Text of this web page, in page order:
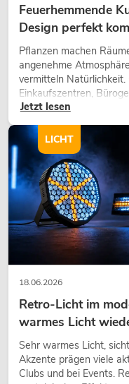
Feuerhemmende
Design perfekt
Pflanzen machen
angenehme
vermitteln
Einkaufszentren,
eine hochwertige
Jetzt lesen
18.06.2026
Retro-Licht im
warmes Licht
Sehr warmes Licht,
Akzente prägen viele
Clubs und bei Events.
LICHT